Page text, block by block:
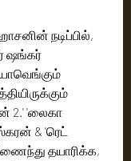
நடிப்பில்,
ஷங்கர்
2.' 'லைகா
& 'ரெட்
தயாரிக்க,